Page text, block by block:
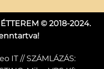
© 2018-2024.
IT// SZÁMLÁZÁS: